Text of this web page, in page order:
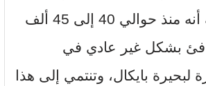
اللقاح الأحفورية أنه منذ حوالي 40 إلى 45 ألف
بشكل غير عادي في
لبحيرة بايكال، وتنتمي إلى هذا